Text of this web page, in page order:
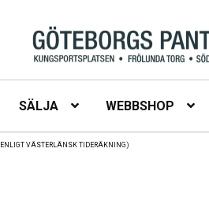
SÄLJA WEBBSHOP
VÄSTERLÄNSK TIDERÄKNING)